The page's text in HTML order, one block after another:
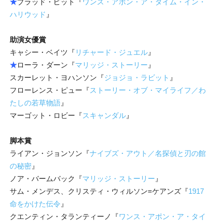
ハリウッド 』
助演女優賞
キャシー・ベイツ『 リチャード・ジュエル 』
★ローラ・ダーン『マリッジ・ストーリー 』
スカーレット・ヨハンソン『ジョジョ・ラビット 』
フローレンス・ピュー『ストーリー・オブ・マイライフ／わ
たしの若草物語 』
マーゴット・ロビー『スキャンダル 』
脚本賞
ライアン・ジョンソン『ナイブズ・アウト／名探偵と刃の館
の秘密 』
ノア・バームバック『マリッジ・ストーリー 』
サム・メンデス、クリスティ・ウィルソン=ケアンズ『1917
命をかけた伝令 』
クエンティン・タランティーノ『ワンス・アポン・ア・タイ